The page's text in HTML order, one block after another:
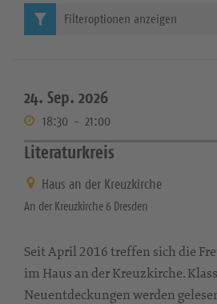
24. Sep. 2026
18:30 - 21:00
Literaturkreis
Haus an der Kreuzkirche
An der Kreuzkirche 6 Dresden
Seit April 2016 treffen sich die
im Haus an der Kreuzkirche.
Neuentdeckungen werden
Filteroptionen anzeigen